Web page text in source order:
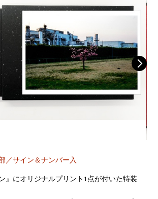
／サイン＆ナンバー入
』にオリジナルプリント1点が付いた特装